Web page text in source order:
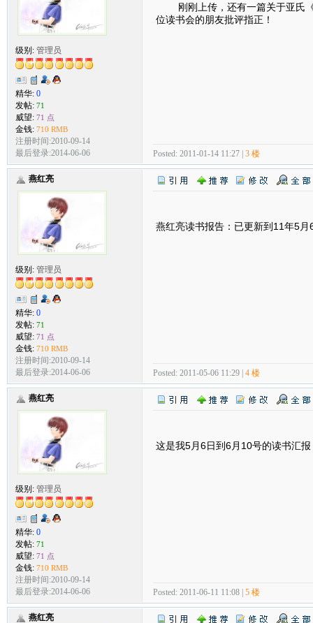
级别: 管理员
精华: 0
发帖: 71
威望: 71 点
金钱: 710 RMB
注册时间:2010-09-14
最后登录:2014-06-06
刚刚上传，还有一篇关于亚氏《
位读书会的朋友批评指正！
Posted: 2011-01-14 11:27 | 3 楼
燕红亮
级别: 管理员
精华: 0
发帖: 71
威望: 71 点
金钱: 710 RMB
注册时间:2010-09-14
最后登录:2014-06-06
燕红亮读书报告：已更新到11年5
Posted: 2011-05-06 11:29 | 4 楼
燕红亮
级别: 管理员
精华: 0
发帖: 71
威望: 71 点
金钱: 710 RMB
注册时间:2010-09-14
最后登录:2014-06-06
这是我5月6日到6月10号的读书汇
Posted: 2011-06-11 11:08 | 5 楼
燕红亮